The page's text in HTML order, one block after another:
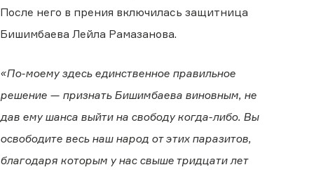
После него в прения включилась защитница
Бишимбаева Лейла Рамазанова.
«По-моему здесь единственное правильное
решение — признать Бишимбаева виновным, не
дав ему шанса выйти на свободу когда-либо. Вы
освободите весь наш народ от этих паразитов,
благодаря которым у нас свыше тридцати лет